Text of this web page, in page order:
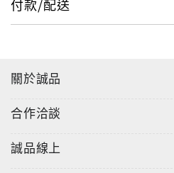
付款/配送
關於誠品
合作洽談
誠品線上